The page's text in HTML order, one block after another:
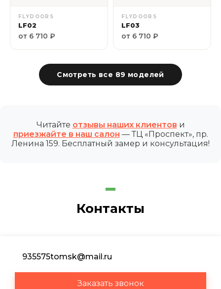
FLYDOORS
LF02
от 6 710 ₽
FLYDOORS
LF03
от 6 710 ₽
Смотреть все 89 моделей
Читайте отзывы наших клиентов и
приезжайте в наш салон — ТЦ «Проспект», пр.
Ленина 159. Бесплатный замер и консультация!
Контакты
935575tomsk@mail.ru
Заказать звонок